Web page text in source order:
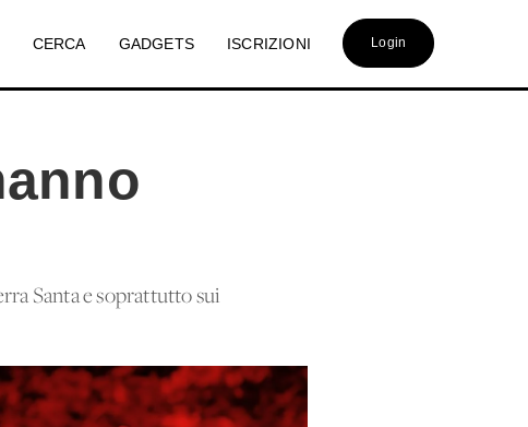
CERCA GADGETS ISCRIZIONI Login
Santa e soprattutto sui